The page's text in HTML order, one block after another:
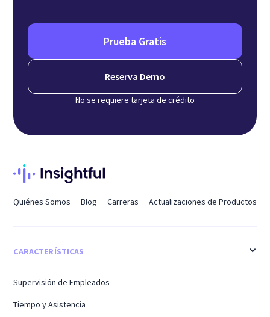
Prueba Gratis
Reserva Demo
No se requiere tarjeta de crédito
Quiénes Somos Blog Carreras Actualizaciones de Productos
CARACTERÍSTICAS
Supervisión de Empleados
Tiempo y Asistencia